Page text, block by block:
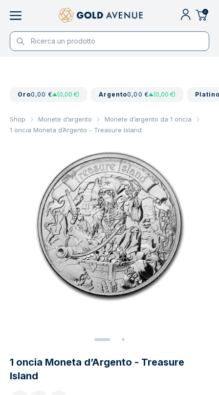
0
Oro0,00 € (0,00 €) Argento0,00 € (0,00 €)
Shop Monete d’argento
Monete d’argento da 1 oncia
1 oncia Moneta d’Argento - Treasure Island
1 oncia Moneta d’Argento - Treasure
Island